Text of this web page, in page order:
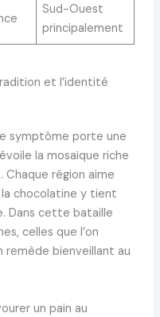
Sud-Ouest
principalement
et l’identité
symptôme porte une
la mosaïque riche
Chaque région aime
chocolatine y tient
Dans cette bataille
celles que l’on
bienveillant au
un pain au